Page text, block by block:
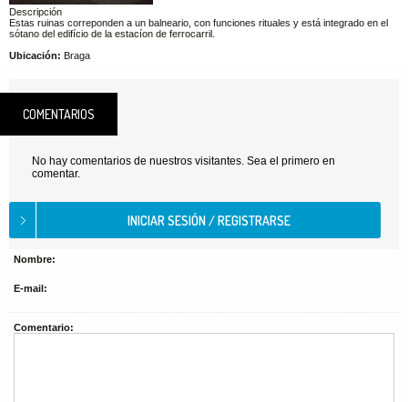
Descripción
Estas ruinas correponden a un balneario, con funciones rituales y está integrado en el
sótano del edifício de la estacíon de ferrocarril.
Ubicación: Braga
COMENTARIOS
No hay comentarios de nuestros visitantes. Sea el primero en
comentar.
Nombre:
E-mail:
Comentario: